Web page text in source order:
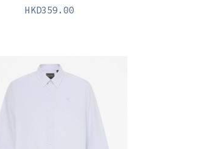
HKD359.00